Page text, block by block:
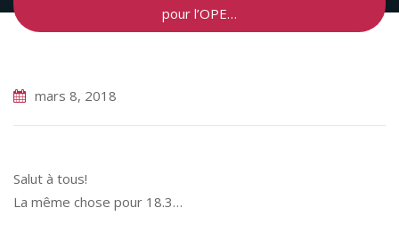
pour l’OPE…
mars 8, 2018
Salut à tous!
La même chose pour 18.3…